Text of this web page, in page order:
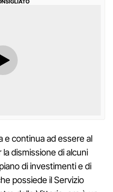
e continua ad essere al
dismissione di alcuni
di investimenti e di
possiede il Servizio